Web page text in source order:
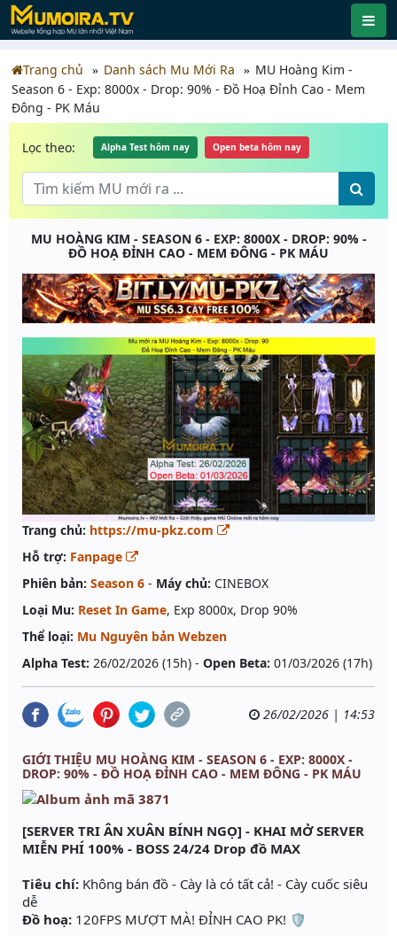
Trang chủ Danh sách Mu Mới Ra
MU Hoàng Kim -
Season 6 - Exp: 8000x - Drop: 90% - Đồ Hoạ Đỉnh Cao - Mem
Đông - PK Máu
Lọc theo: Alpha Test hôm nay Open beta hôm nay
MU HOÀNG KIM - SEASON 6 - EXP: 8000X - DROP: 90% -
ĐỒ HOẠ ĐỈNH CAO - MEM ĐÔNG - PK MÁU
Trang chủ: https://mu-pkz.com
Hỗ trợ: Fanpage
Phiên bản: Season 6 - Máy chủ: CINEBOX
Loại Mu: Reset In Game, Exp 8000x, Drop 90%
Thể loại: Mu Nguyên bản Webzen
Alpha Test: 26/02/2026 (15h) - Open Beta: 01/03/2026 (17h)
26/02/2026 | 14:53
GIỚI THIỆU MU HOÀNG KIM - SEASON 6 - EXP: 8000X -
DROP: 90% - ĐỒ HOẠ ĐỈNH CAO - MEM ĐÔNG - PK MÁU
[SERVER TRI ÂN XUÂN BÍNH NGỌ] - KHAI MỞ SERVER
MIỄN PHÍ 100% - BOSS 24/24 Drop đồ MAX
Tiêu chí: Không bán đồ - Cày là có tất cả! - Cày cuốc siêu
dễ
Đồ hoạ: 120FPS MƯỢT MÀ! ĐỈNH CAO PK! 🛡️